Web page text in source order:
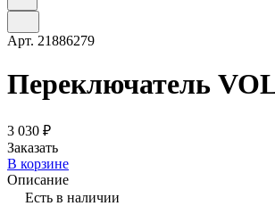
Арт. 21886279
Переключатель
3 030 ₽
Заказать
В корзине
Описание
Есть в наличии